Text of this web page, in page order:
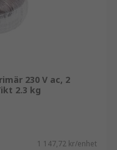
230 V ac, 2
2.3 kg
1 147,72 kr/enhet